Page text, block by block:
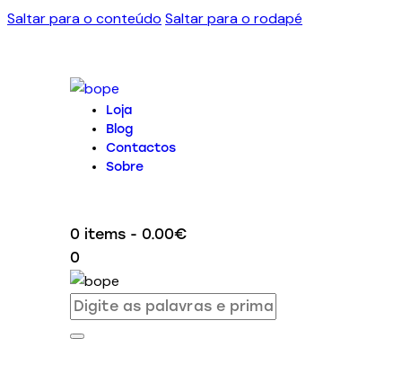
Saltar para o conteúdo Saltar para o rodapé
Loja
Blog
Contactos
Sobre
0 items - 0.00€
0